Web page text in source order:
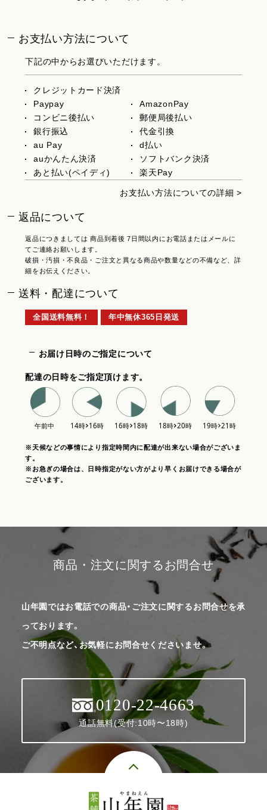
お支払い方法について
下記の中からお選びいただけます。
クレジットカード決済
Paypay
AmazonPay
コンビニ後払い
郵便局後払い
銀行振込
代金引換
au Pay
d払い
auかんたん決済
ソフトバンク決済
あと払い(ペイディ)
楽天Pay
お支払い方法についての詳細 >
返品について
返品につきましては 商品到着後 7日間以内にお電話またはメールに
てご連絡お願いします。
破損・汚損・不良品・ご注文と異なる商品や数量などの不備など、詳
細をお伝えください。
送料・配達について
全国送料無料！ 年中無休365日発送
お届け日時のご指定について
配達の日時をご指定頂けます。
※天候などの事情により指定時間内に配達が出来ない場合がございま
す。
※お急ぎの場合は、日時指定がない方がより早くお届けできる場合が
ございます。
商品・注文に関するお問合せ
山年園ではお電話での商品・ご注文に関するお問合せを承
っております。
ご不明点など、お気軽にお問合せくださいませ。
0120-22-4663
通話無料(受付:10時〜18時)